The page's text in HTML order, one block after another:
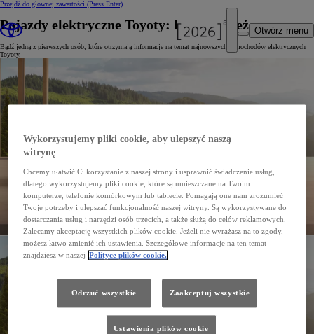
Przejdź do głównej zawartości (Press Enter)
Otwórz menu
Pojazdy elektryczne Toyoty: bądź na bieżąco
Bądź jedną z pierwszych osób, które otrzymają informacje na temat najnowszych samochodów elektrycznych
Toyoty.
Wykorzystujemy pliki cookie, aby ulepszyć naszą
witrynę
Chcemy ułatwić Ci korzystanie z naszej strony i usprawnić świadczenie usług,
dlatego wykorzystujemy pliki cookie, które są umieszczane na Twoim
komputerze, telefonie komórkowym lub tablecie. Pomagają one nam zrozumieć
Twoje potrzeby i ulepszać funkcjonalność naszej witryny. Są wykorzystywane do
dostarczania usług i narzędzi osób trzecich, a także służą do celów reklamowych.
Zalecamy akceptację wszystkich plików cookie. Jeżeli nie wyrażasz na to zgody,
możesz łatwo zmienić ich ustawienia. Szczegółowe informacje na ten temat
znajdziesz w naszej Polityce plików cookie.
Odrzuć wszystkie Zaakceptuj wszystkie
Ustawienia plików cookie